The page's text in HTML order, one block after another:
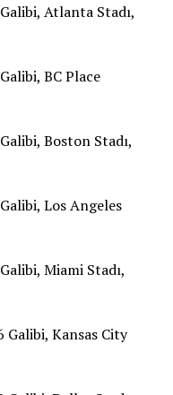
Atlanta Stadı,
BC Place
Boston Stadı,
Los Angeles
Miami Stadı,
Galibi, Kansas City